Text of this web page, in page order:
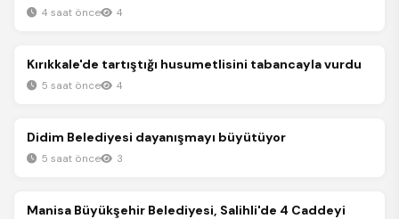
4 saat önce 4
Gündem
Kırıkkale'de tartıştığı husumetlisini tabancayla vurdu
5 saat önce 4
Gündem
Didim Belediyesi dayanışmayı büyütüyor
5 saat önce 3
Gündem
Manisa Büyükşehir Belediyesi, Salihli'de 4 Caddeyi